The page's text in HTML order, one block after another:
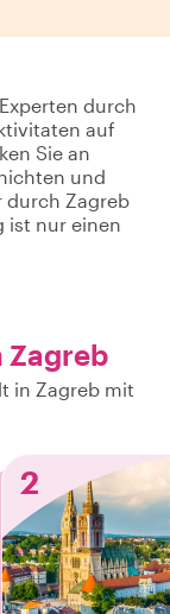
durch
auf
Sie an
und
durch Zagreb
ist nur einen
Zagreb
in Zagreb mit
2